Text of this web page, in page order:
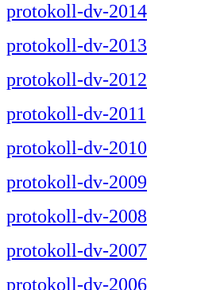
protokoll-dv-2014
protokoll-dv-2013
protokoll-dv-2012
protokoll-dv-2011
protokoll-dv-2010
protokoll-dv-2009
protokoll-dv-2008
protokoll-dv-2007
protokoll-dv-2006